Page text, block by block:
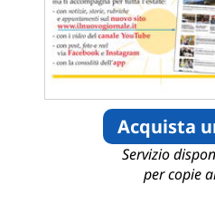
Acquista
Servizio
per copie